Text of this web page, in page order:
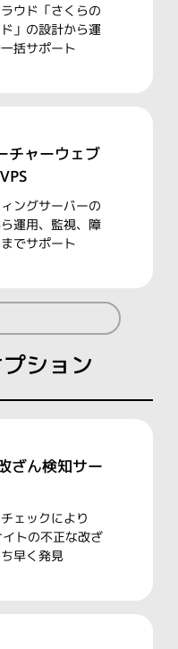
ウド「さくらの
」の設計から運
括サポート
チャーウェブ
ングサーバーの
運用、監視、障
でサポート
ション
ざん検知サー
ェックにより
トの不正な改ざ
早く発見